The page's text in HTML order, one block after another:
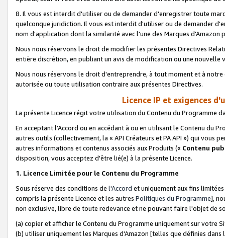
8. Il vous est interdit d'utiliser ou de demander d'enregistrer toute
quelconque juridiction. Il vous est interdit d'utiliser ou de demander
nom d'application dont la similarité avec l'une des Marques
Nous nous réservons le droit de modifier les présentes Directives
entière discrétion, en publiant un avis de modification ou une nouvelle
Nous nous réservons le droit d'entreprendre, à tout moment et à
autorisée ou toute utilisation contraire aux présentes Directives.
Licence IP et exigences
La présente Licence régit votre utilisation du Contenu du Programme
En acceptant l'Accord ou en accédant à ou en utilisant le Contenu du
autres outils (collectivement, la « API Créateurs et PA API ») qui vous
autres informations et contenus associés aux Produits (« Contenu
disposition, vous acceptez d'être lié(e) à la présente Licence.
1. Licence Limitée pour le Contenu du Programme
Sous réserve des conditions de l'Accord et uniquement aux fins
compris la présente Licence et les autres Politiques du Programme],
non exclusive, libre de toute redevance et ne pouvant faire l'objet de
(a) copier et afficher le Contenu du Programme uniquement sur votre
(b) utiliser uniquement les Marques d'Amazon [telles que définies dans